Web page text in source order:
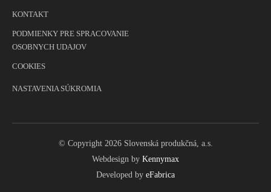
KONTAKT
PODMIENKY PRE SPRACOVANIE
OSOBNYCH UDAJOV
COOKIES
NASTAVENIA SÚKROMIA
© Copyright 2026 Slovenská produkčná, a.s.
Webdesign by Kennymax
Developed by eFabrica